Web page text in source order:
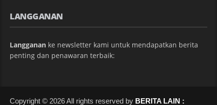
LANGGANAN
Langganan ke newsletter kami untuk mendapatkan berita
penting dan penawaran terbaik:
Copyright © 2026 All rights reserved by BERITA LAIN :